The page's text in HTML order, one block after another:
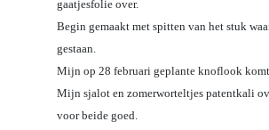
gaatjesfolie over.
Begin gemaakt met spitten van het stuk
gestaan.
Mijn op 28 februari geplante knoflook
Mijn sjalot en zomerworteltjes patentkali
voor beide goed.